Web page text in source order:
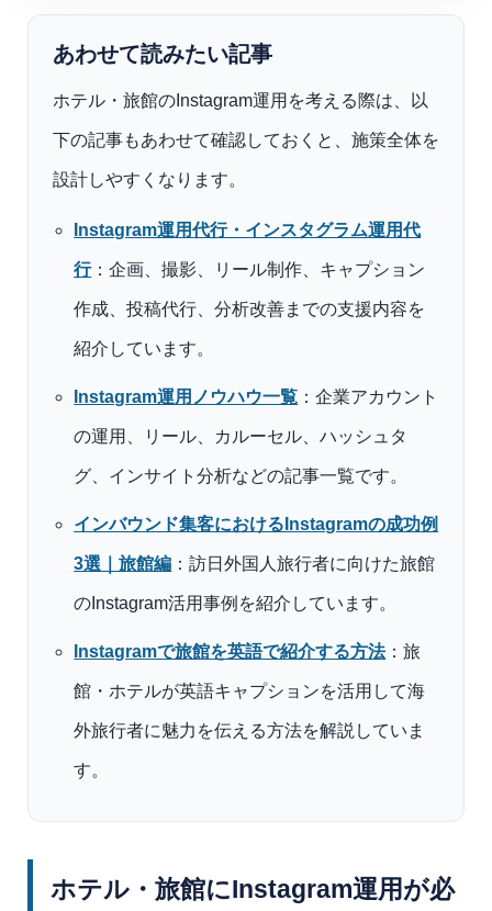
あわせて読みたい記事
ホテル・旅館のInstagram運用を考える際は、以
下の記事もあわせて確認しておくと、施策全体を
設計しやすくなります。
Instagram運用代行・インスタグラム運用代
行：企画、撮影、リール制作、キャプション
作成、投稿代行、分析改善までの支援内容を
紹介しています。
Instagram運用ノウハウ一覧 ：企業アカウント
の運用、リール、カルーセル、ハッシュタ
グ、インサイト分析などの記事一覧です。
インバウンド集客におけるInstagramの成功例
3選｜旅館編 ：訪日外国人旅行者に向けた旅館
のInstagram活用事例を紹介しています。
Instagramで旅館を英語で紹介する方法：旅
館・ホテルが英語キャプションを活用して海
外旅行者に魅力を伝える方法を解説していま
す。
ホテル・旅館にInstagram運用が必